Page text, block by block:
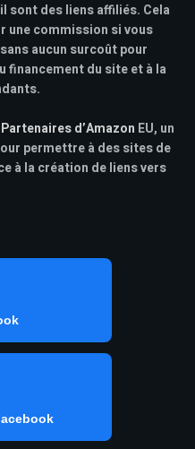
sont des liens affiliés. Cela
une commission si vous
aucun surcoût pour
financement du site et à la
d’Amazon EU, un
permettre à des sites de
à la création de liens vers